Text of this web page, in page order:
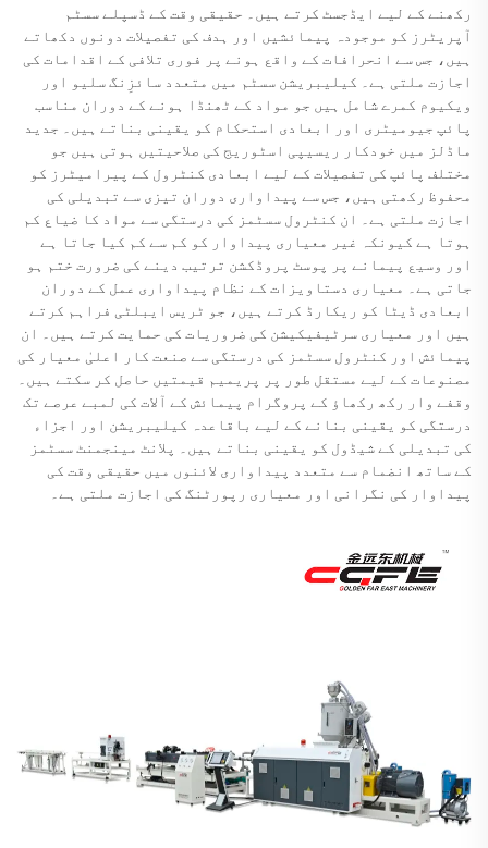
رکھنے کے لیے ایڈجسٹ کرتے ہیں۔ حقیقی وقت کے ڈسپلے سسٹم
آپریٹرز کو موجودہ پیمائشیں اور ہدف کی تفصیلات دونوں دکھاتے
ہیں، جس سے انحرافات کے واقع ہونے پر فوری تلافی کے اقدامات کی
اجازت ملتی ہے۔ کیلیبریشن سسٹم میں متعدد سائزِنگ سلیو اور
ویکیوم کمرے شامل ہیں جو مواد کے ٹھنڈا ہونے کے دوران مناسب
پائپ جیومیٹری اور ابعادی استحکام کو یقینی بناتے ہیں۔ جدید
ماڈلز میں خودکار ریسیپی اسٹوریج کی صلاحیتیں ہوتی ہیں جو
مختلف پائپ کی تفصیلات کے لیے ابعادی کنٹرول کے پیرامیٹرز کو
محفوظ رکھتی ہیں، جس سے پیداواری دوران تیزی سے تبدیلی کی
اجازت ملتی ہے۔ ان کنٹرول سسٹمز کی درستگی سے مواد کا ضیاع کم
ہوتا ہے کیونکہ غیر معیاری پیداوار کو کم سے کم کیا جاتا ہے
اور وسیع پیمانے پر پوسٹ پروڈکشن ترتیب دینے کی ضرورت ختم ہو
جاتی ہے۔ معیاری دستاویزات کے نظام پیداواری عمل کے دوران
ابعادی ڈیٹا کو ریکارڈ کرتے ہیں، جو ٹریس ایبلٹی فراہم کرتے
ہیں اور معیاری سرٹیفیکیشن کی ضروریات کی حمایت کرتے ہیں۔ ان
پیمائش اور کنٹرول سسٹمز کی درستگی سے صنعت کار اعلیٰ معیار کی
مصنوعات کے لیے مستقل طور پر پریمیم قیمتیں حاصل کر سکتے ہیں۔
وقفے وار رکھ رکھاؤ کے پروگرام پیمائش کے آلات کی لمبے عرصے تک
درستگی کو یقینی بنانے کے لیے باقاعدہ کیلیبریشن اور اجزاء
کی تبدیلی کے شیڈول کو یقینی بناتے ہیں۔ پلانٹ مینجمنٹ سسٹمز
کے ساتھ انضمام سے متعدد پیداواری لائنوں میں حقیقی وقت کی
پیداوار کی نگرانی اور معیاری رپورٹنگ کی اجازت ملتی ہے۔